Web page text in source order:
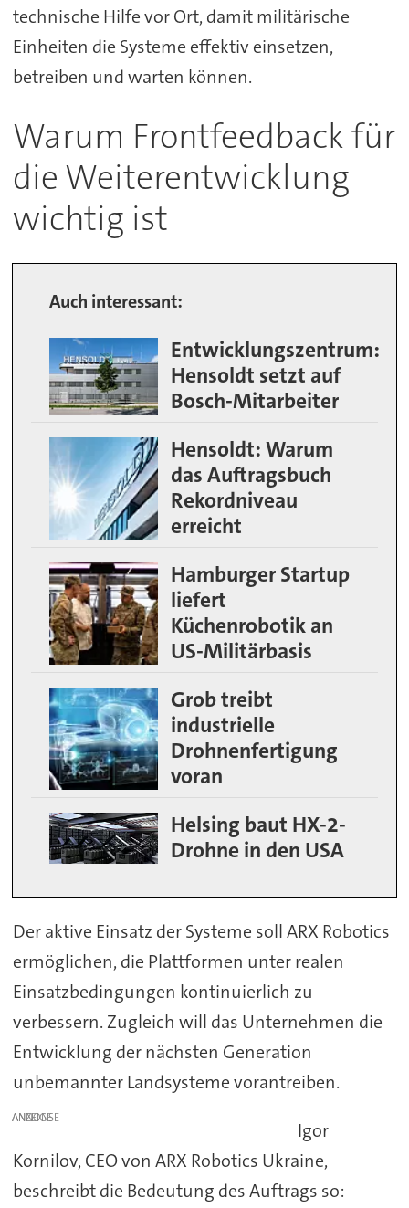
technische Hilfe vor Ort, damit militärische
Einheiten die Systeme effektiv einsetzen,
betreiben und warten können.
Warum Frontfeedback für
die Weiterentwicklung
wichtig ist
Auch interessant:
Entwicklungszentrum:
Hensoldt setzt auf
Bosch-Mitarbeiter
Hensoldt: Warum
das Auftragsbuch
Rekordniveau
erreicht
Hamburger Startup
liefert
Küchenrobotik an
US-Militärbasis
Grob treibt
industrielle
Drohnenfertigung
voran
Helsing baut HX-2-
Drohne in den USA
Der aktive Einsatz der Systeme soll ARX Robotics
ermöglichen, die Plattformen unter realen
Einsatzbedingungen kontinuierlich zu
verbessern. Zugleich will das Unternehmen die
Entwicklung der nächsten Generation
unbemannter Landsysteme vorantreiben.
ANZEIGE
Igor
Kornilov, CEO von ARX Robotics Ukraine,
beschreibt die Bedeutung des Auftrags so: